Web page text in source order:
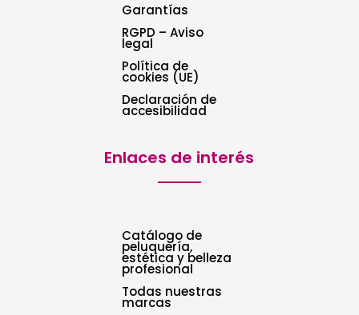
Garantías
RGPD – Aviso
legal
Política de
cookies (UE)
Declaración de
accesibilidad
Enlaces de interés
Catálogo de
peluquería,
estética y belleza
profesional
Todas nuestras
marcas